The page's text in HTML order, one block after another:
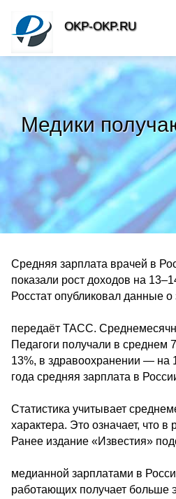
Медики
Средняя зарплата врачей в
показали рост доходов на
Росстат опубликовал данные
передаёт ТАСС.
Педагоги получали в
13%, в здравоохранении — на
года средняя зарплата в
Статистика учитывает
характера. Это означает, что
Ранее издание «Известия»
медианной зарплатами в
работающих получает больше
OKP-OKP.RU